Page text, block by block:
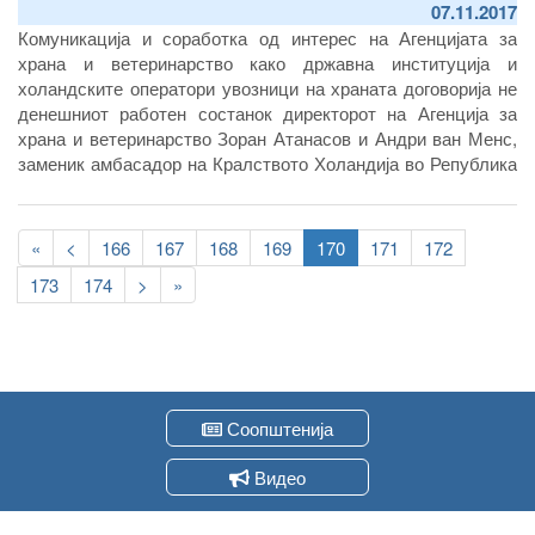
07.11.2017
Комуникација и соработка од интерес на Агенцијата за
храна и ветеринарство како државна институција и
холандските оператори увозници на храната договорија не
денешниот работен состанок директорот на Агенција за
храна и ветеринарство Зоран Атанасов и Андри ван Менс,
заменик амбасадор на Кралството Холандија во Република
Pagination
First
page
«
Previous
page
< Page
166 Page
167 Page
168 Page
169
Current
page
170 Page
171 Page
172
Page
173 Page
174
Следна
страна
>
Last
page
»
Соопштенија
Видео